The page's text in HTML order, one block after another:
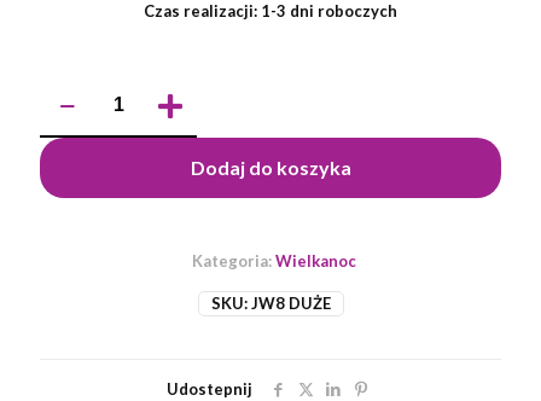
25,00 zł.19,90 zł.
Czas realizacji: 1-3 dni roboczych
Jajko
drewniane
wycinane
Dodaj do koszyka
SKU:JW8 DUŻE
Kategoria:Wielkanoc
Udostepnij